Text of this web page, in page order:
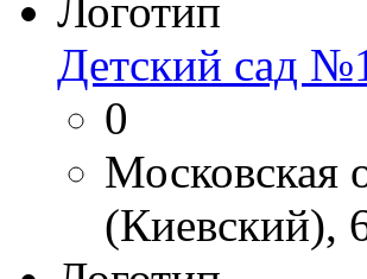
Логотип
Детский сад
0
Московская
(Киевский),